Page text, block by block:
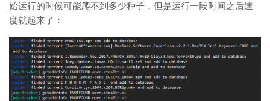
始运行的时候可能爬不到多少种子，但是运行一段时间之后速
度就起来了：